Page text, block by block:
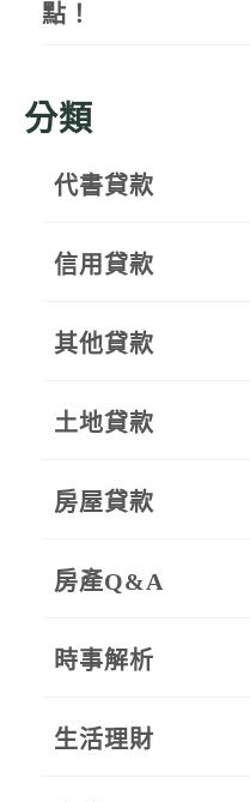
點！
分類
代書貸款
信用貸款
其他貸款
土地貸款
房屋貸款
房產Q&A
時事解析
生活理財